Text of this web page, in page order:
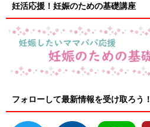
妊活応援！妊娠のための基礎講座
フォローして最新情報を受け取ろう！